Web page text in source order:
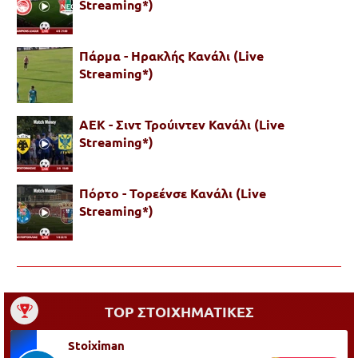
Streaming*)
Πάρμα - Ηρακλής Κανάλι (Live
Streaming*)
ΑΕΚ - Σιντ Τρούιντεν Κανάλι (Live
Streaming*)
Πόρτο - Τορεένσε Κανάλι (Live
Streaming*)
TOP ΣΤΟΙΧΗΜΑΤΙΚΕΣ
Stoiximan